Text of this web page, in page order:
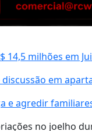
milhões em
em
agredir
no joelho